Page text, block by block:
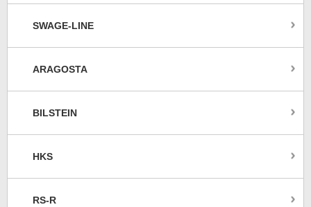
SWAGE-LINE
ARAGOSTA
BILSTEIN
HKS
RS-R